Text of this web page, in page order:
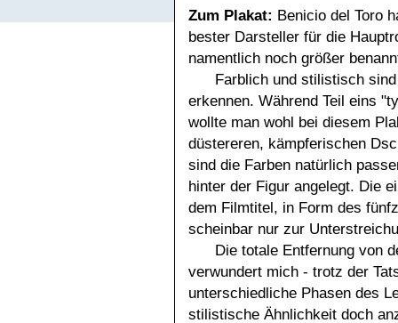
Zum Plakat: Benicio del Toro
bester Darsteller für die
namentlich noch größer
Farblich und stilistisch
erkennen. Während Teil eins
wollte man wohl bei diesem
düstereren, kämpferischen
sind die Farben natürlich
hinter der Figur angelegt. Die
dem Filmtitel, in Form des
scheinbar nur zur
Die totale Entfernung von
verwundert mich - trotz der
unterschiedliche Phasen des
stilistische Ähnlichkeit doch